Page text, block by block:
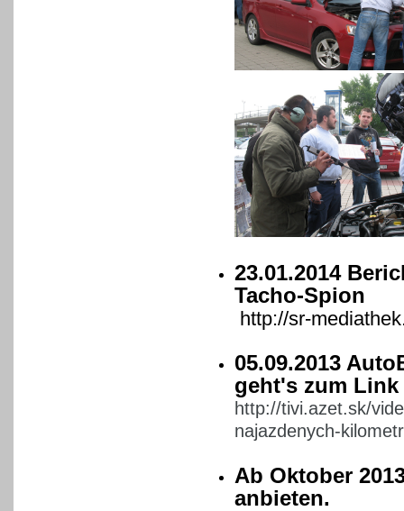
23.01.2014
Tacho-Spion
http://sr-
05.09.2013
geht's zum Link
http://tivi.azet.sk/
najazdenych-
Ab Oktober
anbieten.